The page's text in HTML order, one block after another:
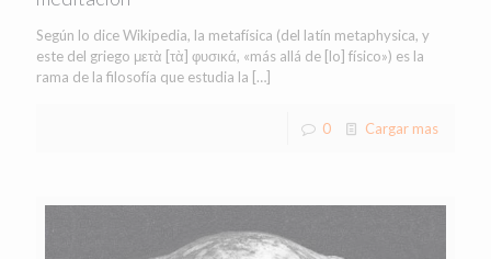
Según lo dice Wikipedia, la metafísica (del latín metaphysica, y
este del griego μετὰ [τὰ] φυσικά, «más allá de [lo] físico») es la
rama de la filosofía que estudia la […]
0 Cargar mas